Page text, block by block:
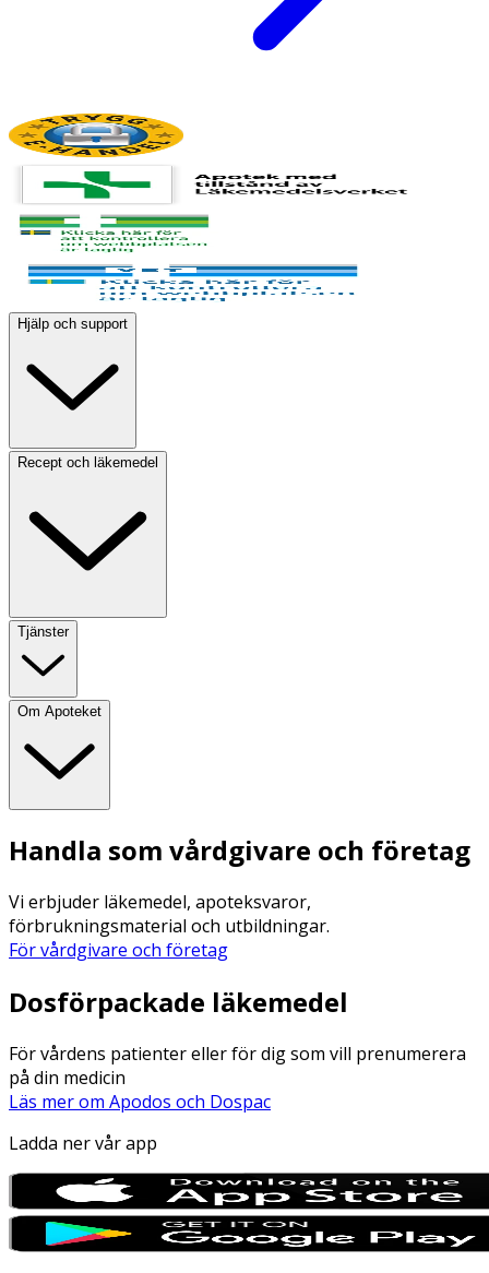
Hjälp och support
Recept och läkemedel
Tjänster
Om Apoteket
Handla som vårdgivare och företag
Vi erbjuder läkemedel, apoteksvaror,
förbrukningsmaterial och utbildningar.
För vårdgivare och företag
Dosförpackade läkemedel
För vårdens patienter eller för dig som vill prenumerera
på din medicin
Läs mer om Apodos och Dospac
Ladda ner vår app